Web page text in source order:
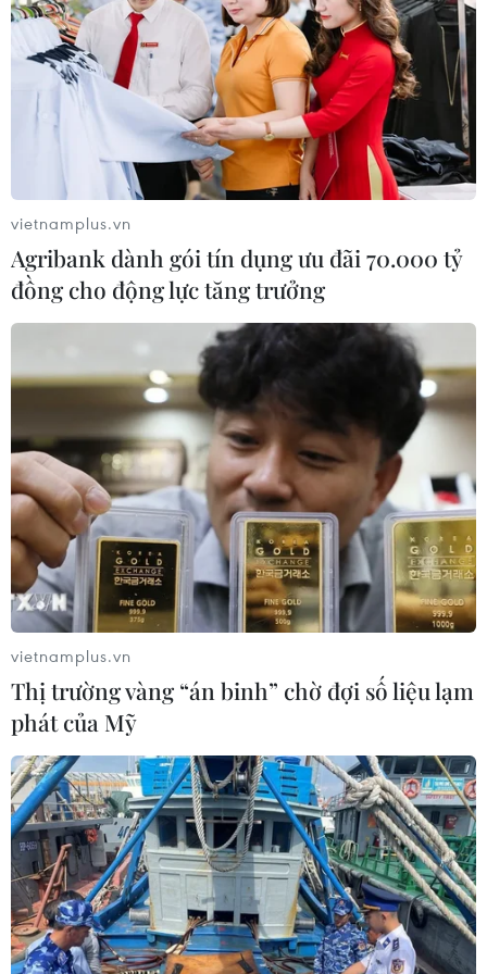
#Italy #Sinh viên Việt Nam
#thể thao
Việt Nam
Theo dõi VietnamPlus
TIN CÙNG CHUYÊN MỤC
Các hội, đoàn người Việt Nam tại Lào
viếng đồng chí Xaysomphone
Phomvihane
10/08/2026 13:55
Xây dựng mạng lưới trí thức kiều bào
trong các lĩnh vực công nghệ chiến
vietnamplus.vn
Agribank dành gói tín dụng ưu đãi 70.000 tỷ
đồng cho động lực tăng trưởng
vietnamplus.vn
Thị trường vàng “án binh” chờ đợi số liệu lạm
phát của Mỹ